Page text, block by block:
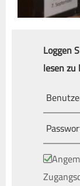
Loggen
lesen